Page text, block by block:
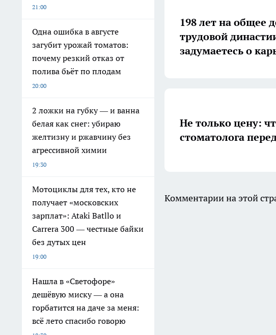
21:00
Одна ошибка в августе
загубит урожай томатов:
почему резкий отказ от
полива бьёт по плодам
20:00
2 ложки на губку — и ванна
белая как снег: убираю
желтизну и ржавчину без
агрессивной химии
19:30
Мотоциклы для тех, кто не
получает «московских
зарплат»: Ataki Batllo и
Carrera 300 — честные байки
без дутых цен
19:00
Нашла в «Светофоре»
дешёвую миску — а она
горбатится на даче за меня:
всё лето спасибо говорю
198 лет на общее
трудовой
задумаетесь о
Не только цену:
стоматолога
Комментарии на этой